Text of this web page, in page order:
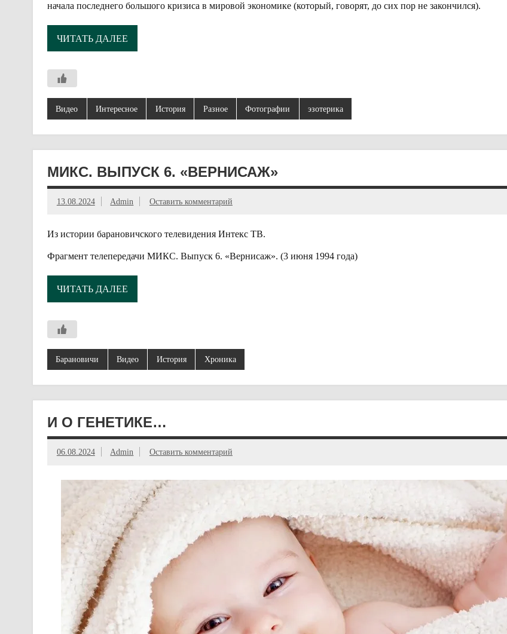
начала последнего большого кризиса в мировой экономике (который, говорят, до сих пор не закончился).
ЧИТАТЬ ДАЛЕЕ
Видео Интересное История Разное Фотографии эзотерика
МИКС. ВЫПУСК 6. «ВЕРНИСАЖ»
13.08.2024 Admin Оставить комментарий
Из истории барановичского телевидения Интекс ТВ.
Фрагмент телепередачи МИКС. Выпуск 6. «Вернисаж». (3 июня 1994 года)
ЧИТАТЬ ДАЛЕЕ
Барановичи Видео История Хроника
И О ГЕНЕТИКЕ…
06.08.2024 Admin Оставить комментарий